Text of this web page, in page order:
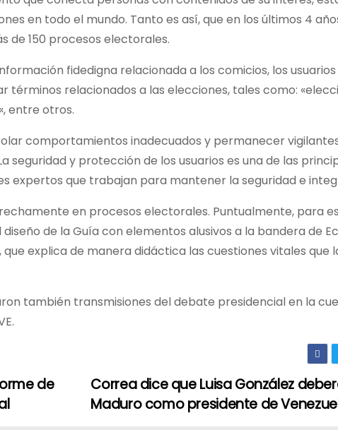
en todo el mundo. Tanto es así, que en los últimos 4
de 150 procesos electorales.
fidedigna relacionada a los comicios, los
relacionados a las elecciones, tales como:
entre otros.
comportamientos inadecuados y permanecer
seguridad y protección de los usuarios es una de las
expertos que trabajan para mantener la seguridad e
en procesos electorales. Puntualmente, para
de la Guía con elementos alusivos a la bandera de
explica de manera didáctica las cuestiones vitales que
también transmisiones del debate presidencial en la
Correa dice que Luisa González
Maduro como presidente de
de